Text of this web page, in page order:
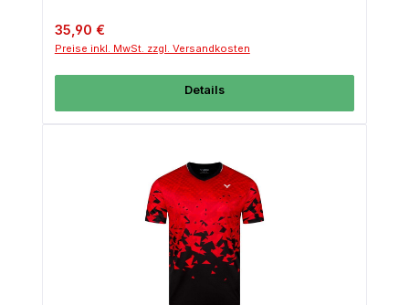
Regulärer Preis:
35,90 €
Preise inkl. MwSt. zzgl. Versandkosten
Details